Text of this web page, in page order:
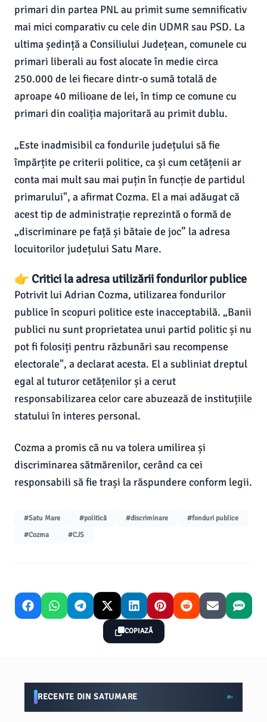
primari din partea PNL au primit sume semnificativ
mai mici comparativ cu cele din UDMR sau PSD. La
ultima ședință a Consiliului Județean, comunele cu
primari liberali au fost alocate în medie circa
250.000 de lei fiecare dintr-o sumă totală de
aproape 40 milioane de lei, în timp ce comune cu
primari din coaliția majoritară au primit dublu.
„Este inadmisibil ca fondurile județului să fie
împărțite pe criterii politice, ca și cum cetățenii ar
conta mai mult sau mai puțin în funcție de partidul
primarului", a afirmat Cozma. El a mai adăugat că
acest tip de administrație reprezintă o formă de
„discriminare pe față și bătaie de joc” la adresa
locuitorilor județului Satu Mare.
👉 Critici la adresa utilizării fondurilor publice
Potrivit lui Adrian Cozma, utilizarea fondurilor
publice în scopuri politice este inacceptabilă. „Banii
publici nu sunt proprietatea unui partid politic și nu
pot fi folosiți pentru răzbunări sau recompense
electorale", a declarat acesta. El a subliniat dreptul
egal al tuturor cetățenilor și a cerut
responsabilizarea celor care abuzează de instituțiile
statului în interes personal.
Cozma a promis că nu va tolera umilirea și
discriminarea sătmărenilor, cerând ca cei
responsabili să fie trași la răspundere conform legii.
#Satu Mare #politică #discriminare
#fonduri publice
#Cozma
#CJS
COPIAZĂ
RECENTE DIN SATUMARE